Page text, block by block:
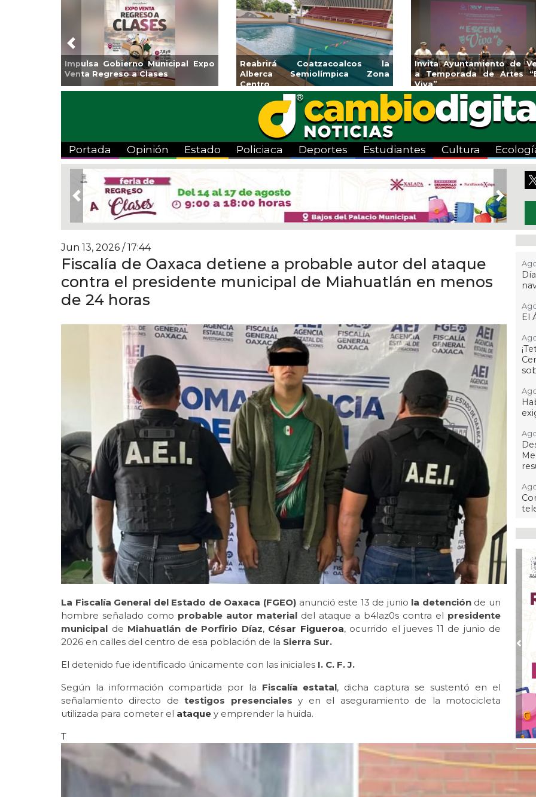
Guarniciones y banquetas para la
colonia El Mango en Pánuco
Emprendedores de Xalapa
exponen en Mercadito
Bicentenario
Coatzacoalcos
halterofilia con la Copa
2026
Previous
Portada Opinión Estado Policiaca Deportes Estudiantes Cultura
Previous Next
Jun 13, 2026 / 17:44
Fiscalía de Oaxaca detiene a probable autor del ataque
contra el presidente municipal de Miahuatlán en menos
de 24 horas
La Fiscalía General del Estado de Oaxaca (FGEO) anunció este 13 de junio la detención de un
hombre señalado como probable autor material del ataque a b4laz0s contra el presidente
municipal de Miahuatlán de Porfirio Díaz, César Figueroa, ocurrido el jueves 11 de junio de
2026 en calles del centro de esa población de la Sierra Sur.
El detenido fue identificado únicamente con las iniciales I. C. F. J.
Según la información compartida por la Fiscalía estatal, dicha captura se sustentó en el
señalamiento directo detestigos presenciales y en el aseguramiento de la motocicleta
utilizada para cometer el ataque y emprender la huida.
T
El
la